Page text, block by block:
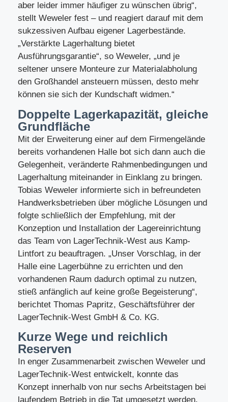
aber leider immer häufiger zu wünschen übrig“,
stellt Weweler fest – und reagiert darauf mit dem
sukzessiven Aufbau eigener Lagerbestände.
„Verstärkte Lagerhaltung bietet
Ausführungsgarantie“, so Weweler, „und je
seltener unsere Monteure zur Materialabholung
den Großhandel ansteuern müssen, desto mehr
können sie sich der Kundschaft widmen.“
Doppelte Lagerkapazität, gleiche
Grundfläche
Mit der Erweiterung einer auf dem Firmengelände
bereits vorhandenen Halle bot sich dann auch die
Gelegenheit, veränderte Rahmenbedingungen und
Lagerhaltung miteinander in Einklang zu bringen.
Tobias Weweler informierte sich in befreundeten
Handwerksbetrieben über mögliche Lösungen und
folgte schließlich der Empfehlung, mit der
Konzeption und Installation der Lagereinrichtung
das Team von LagerTechnik-West aus Kamp-
Lintfort zu beauftragen. „Unser Vorschlag, in der
Halle eine Lagerbühne zu errichten und den
vorhandenen Raum dadurch optimal zu nutzen,
stieß anfänglich auf keine große Begeisterung“,
berichtet Thomas Papritz, Geschäftsführer der
LagerTechnik-West GmbH & Co. KG.
Kurze Wege und reichlich
Reserven
In enger Zusammenarbeit zwischen Weweler und
LagerTechnik-West entwickelt, konnte das
Konzept innerhalb von nur sechs Arbeitstagen bei
laufendem Betrieb in die Tat umgesetzt werden.